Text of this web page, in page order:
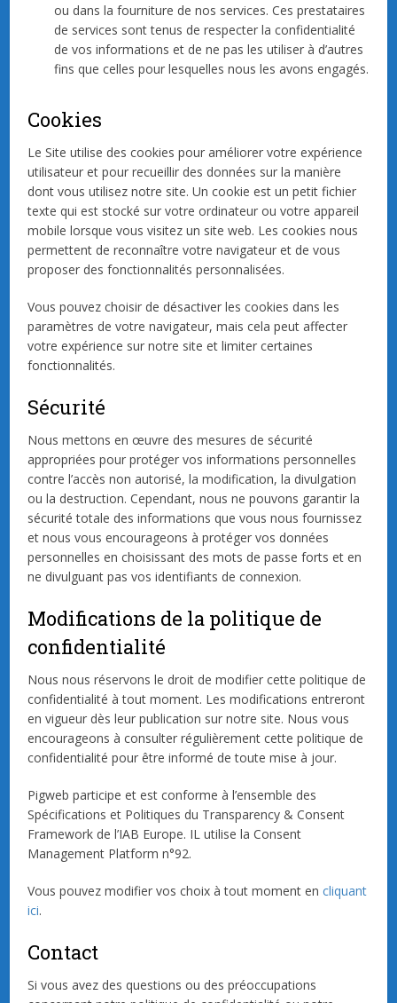
ou dans la fourniture de nos services. Ces prestataires
de services sont tenus de respecter la confidentialité
de vos informations et de ne pas les utiliser à d’autres
fins que celles pour lesquelles nous les avons engagés.
Cookies
Le Site utilise des cookies pour améliorer votre expérience
utilisateur et pour recueillir des données sur la manière
dont vous utilisez notre site. Un cookie est un petit fichier
texte qui est stocké sur votre ordinateur ou votre appareil
mobile lorsque vous visitez un site web. Les cookies nous
permettent de reconnaître votre navigateur et de vous
proposer des fonctionnalités personnalisées.
Vous pouvez choisir de désactiver les cookies dans les
paramètres de votre navigateur, mais cela peut affecter
votre expérience sur notre site et limiter certaines
fonctionnalités.
Sécurité
Nous mettons en œuvre des mesures de sécurité
appropriées pour protéger vos informations personnelles
contre l’accès non autorisé, la modification, la divulgation
ou la destruction. Cependant, nous ne pouvons garantir la
sécurité totale des informations que vous nous fournissez
et nous vous encourageons à protéger vos données
personnelles en choisissant des mots de passe forts et en
ne divulguant pas vos identifiants de connexion.
Modifications de la politique de
confidentialité
Nous nous réservons le droit de modifier cette politique de
confidentialité à tout moment. Les modifications entreront
en vigueur dès leur publication sur notre site. Nous vous
encourageons à consulter régulièrement cette politique de
confidentialité pour être informé de toute mise à jour.
Pigweb participe et est conforme à l’ensemble des
Spécifications et Politiques du Transparency & Consent
Framework de l’IAB Europe. IL utilise la Consent
Management Platform n°92.
Vous pouvez modifier vos choix à tout moment encliquant
ici.
Contact
Si vous avez des questions ou des préoccupations